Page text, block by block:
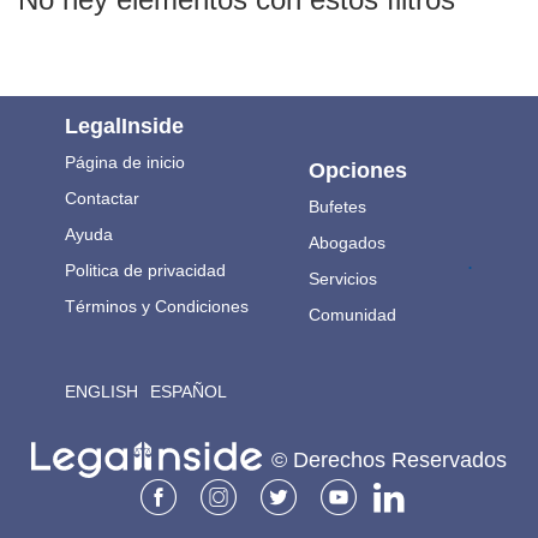
LegalInside
Página de inicio
Contactar
Ayuda
Politica de privacidad
Términos y Condiciones
ENGLISH ESPAÑOL
Opciones
Bufetes
Abogados
Servicios
Comunidad
.
© Derechos Reservados